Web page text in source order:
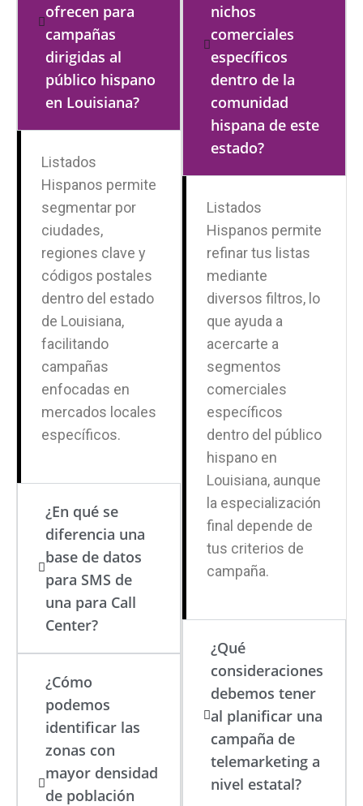
ofrecen para
campañas
dirigidas al
público hispano
en Louisiana?
Listados
Hispanos permite
segmentar por
ciudades,
regiones clave y
códigos postales
dentro del estado
de Louisiana,
facilitando
campañas
enfocadas en
mercados locales
específicos.
¿En qué se
diferencia una
base de datos
para SMS de
una para Call
Center?
¿Cómo
podemos
identificar las
zonas con
mayor densidad
de población
nichos
comerciales
específicos
dentro de la
comunidad
hispana de este
estado?
Listados
Hispanos permite
refinar tus listas
mediante
diversos filtros, lo
que ayuda a
acercarte a
segmentos
comerciales
específicos
dentro del público
hispano en
Louisiana, aunque
la especialización
final depende de
tus criterios de
campaña.
¿Qué
consideraciones
debemos tener
al planificar una
campaña de
telemarketing a
nivel estatal?